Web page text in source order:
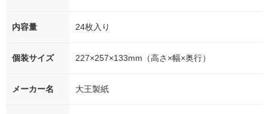
内容量 24枚入り
個装サイズ 227×257×133mm（高さ×幅×奥行）
メーカー名 大王製紙